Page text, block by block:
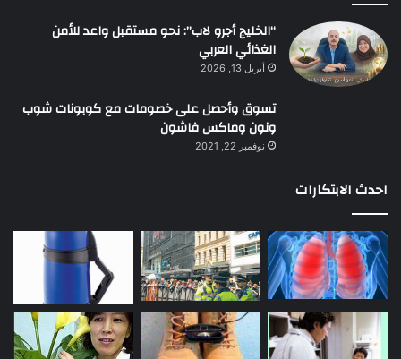
“الخليج أجرو لاب”: نحو مستقبل واعد للأمن
الغذائي العربي
أبريل 13, 2026
تسوق وأحصل على خصومات مع كوبونات شوب
ونون وماكس فاشون
نوفمبر 22, 2021
احدث الابتكارات